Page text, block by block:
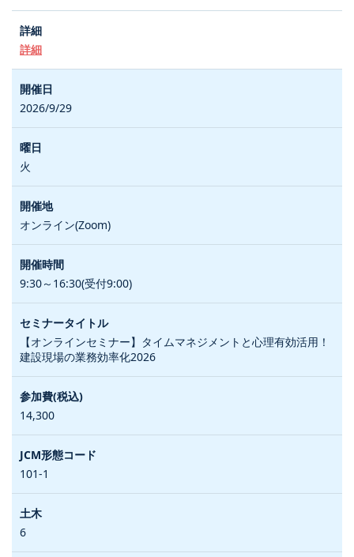
詳細
2026/9/29
火
オンライン(Zoom)
9:30～16:30(受付9:00)
【オンラインセミナー】タイムマネジメントと心理有効活用！
建設現場の業務効率化2026
14,300
101-1
6